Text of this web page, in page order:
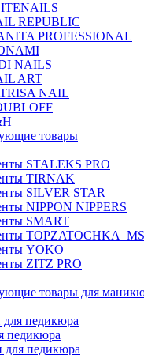
REPUBLIC
PROFESSIONAL
NAILS
ART
NAIL
товары
STALEKS PRO
TIRNAK
SILVER STAR
NIPPON NIPPERS
SMART
YOKO
ZITZ PRO
товары для
для педикюра
педикюра
для педикюра